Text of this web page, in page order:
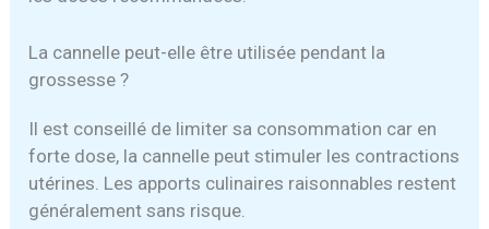
La cannelle peut-elle être utilisée pendant la
grossesse ?
Il est conseillé de limiter sa consommation car en
forte dose, la cannelle peut stimuler les contractions
utérines. Les apports culinaires raisonnables restent
généralement sans risque.